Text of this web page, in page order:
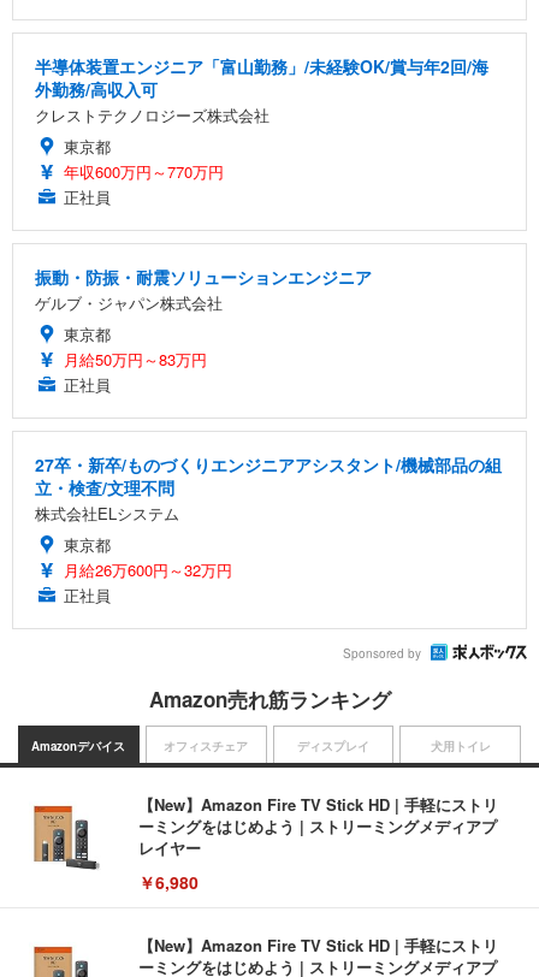
半導体装置エンジニア「富山勤務」/未経験OK/賞与年2回/海
外勤務/高収入可
クレストテクノロジーズ株式会社
東京都
年収600万円～770万円
正社員
振動・防振・耐震ソリューションエンジニア
ゲルブ・ジャパン株式会社
東京都
月給50万円～83万円
正社員
27卒・新卒/ものづくりエンジニアアシスタント/機械部品の組
立・検査/文理不問
株式会社ELシステム
東京都
月給26万600円～32万円
正社員
Sponsored by
Amazon売れ筋ランキング
Amazonデバイス
【New】Amazon Fire TV Stick HD | 手軽にストリ
ーミングをはじめよう | ストリーミングメディアプ
レイヤー
￥6,980
【New】Amazon Fire TV Stick HD | 手軽にストリ
ーミングをはじめよう | ストリーミングメディアプ
オフィスチェア ディスプレイ 犬用トイレ